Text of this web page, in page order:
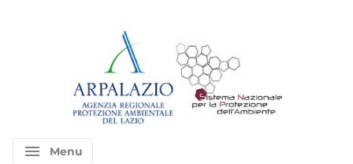
menu Menu